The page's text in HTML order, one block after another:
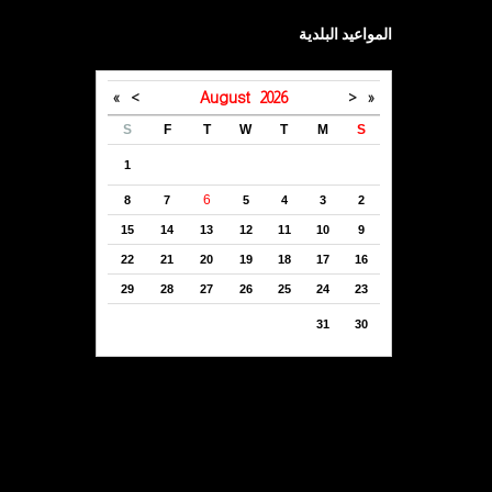
المواعيد البلدية
«
<
August 2026
>
»
S
M
T
W
T
F
S
1
2
3
4
5
6
7
8
9
10
11
12
13
14
15
16
17
18
19
20
21
22
23
24
25
26
27
28
29
30
31